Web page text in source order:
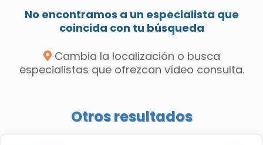
No encontramos a un especialista que
coincida con tu búsqueda
Cambia la localización o busca
especialistas que ofrezcan vídeo consulta.
Otros resultados